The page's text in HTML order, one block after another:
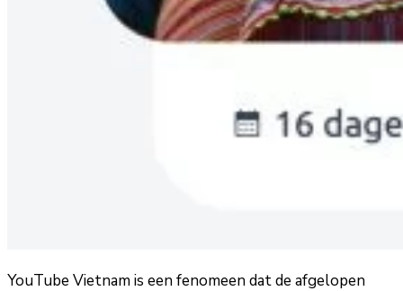
YouTube Vietnam is een fenomeen dat de afgelopen